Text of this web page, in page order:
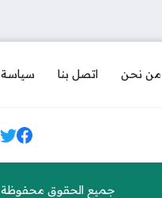
من نحن اتصل بنا
جميع الحقوق محفوظة ©